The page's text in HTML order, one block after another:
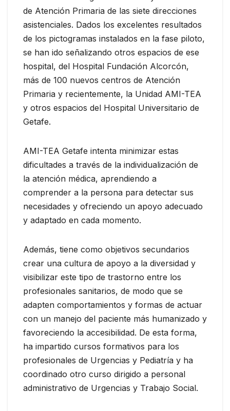
de Atención Primaria de las siete direcciones
asistenciales. Dados los excelentes resultados
de los pictogramas instalados en la fase piloto,
se han ido señalizando otros espacios de ese
hospital, del Hospital Fundación Alcorcón,
más de 100 nuevos centros de Atención
Primaria y recientemente, la Unidad AMI-TEA
y otros espacios del Hospital Universitario de
Getafe.
AMI-TEA Getafe intenta minimizar estas
dificultades a través de la individualización de
la atención médica, aprendiendo a
comprender a la persona para detectar sus
necesidades y ofreciendo un apoyo adecuado
y adaptado en cada momento.
Además, tiene como objetivos secundarios
crear una cultura de apoyo a la diversidad y
visibilizar este tipo de trastorno entre los
profesionales sanitarios, de modo que se
adapten comportamientos y formas de actuar
con un manejo del paciente más humanizado y
favoreciendo la accesibilidad. De esta forma,
ha impartido cursos formativos para los
profesionales de Urgencias y Pediatría y ha
coordinado otro curso dirigido a personal
administrativo de Urgencias y Trabajo Social.